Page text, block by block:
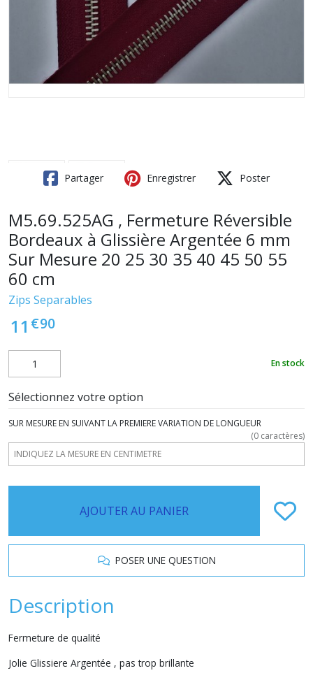
Partager Enregistrer Poster
M5.69.525AG , Fermeture Réversible
Bordeaux à Glissière Argentée 6 mm
Sur Mesure 20 25 30 35 40 45 50 55
60 cm
Zips Separables
11 €90
En stock
Sélectionnez votre option
SUR MESURE EN SUIVANT LA PREMIERE VARIATION DE LONGUEUR
(0 caractères)
AJOUTER AU PANIER
POSER UNE QUESTION
Description
Fermeture de qualité
Jolie Glissiere Argentée , pas trop brillante